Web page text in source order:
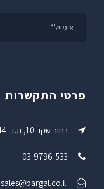
פרטי התקשרות
רחוב שקד 10, ת.ד. 1944, שוהם, 6085102
sales@bargal.co.il